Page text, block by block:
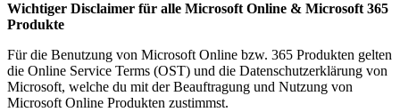
Wichtiger Disclaimer für alle Microsoft Online & Microsoft 365
Produkte
Für die Benutzung von Microsoft Online bzw. 365 Produkten gelten
die Online Service Terms (OST) und die Datenschutzerklärung von
Microsoft, welche du mit der Beauftragung und Nutzung von
Microsoft Online Produkten zustimmst.